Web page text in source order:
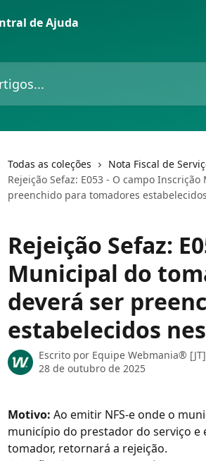
Todas as coleções
Nota Fiscal de
Rejeição Sefaz: E053 - O campo
preenchido para tomadores
Rejeição Sefaz:
Municipal do
deverá ser
estabelecidos
Escrito por Equipe Webmania® [JT]
28 de outubro de 2025
Motivo: Ao emitir NFS-e onde o
município do prestador do serviço
tomador, retornará a rejeição.